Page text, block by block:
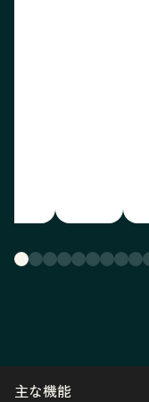
主な機能